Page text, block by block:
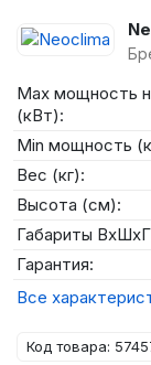
Max мощность
(кВт):
Min мощность
Вес (кг):
Высота (см):
Габариты
Гарантия:
Все
Код товара: